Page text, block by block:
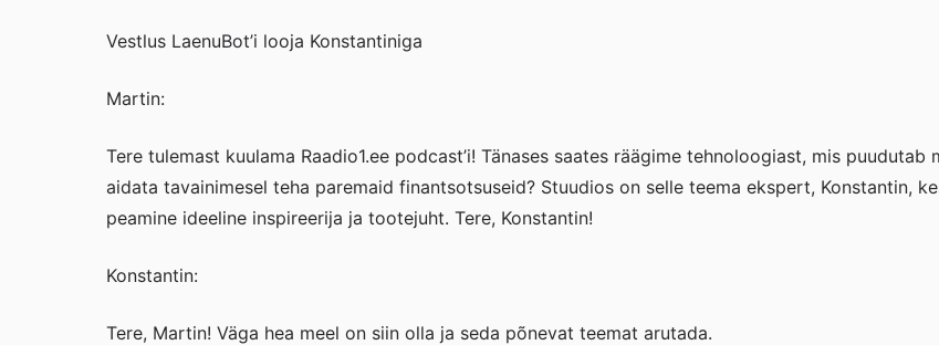
Vestlus LaenuBot’i looja Konstantiniga
Martin:
Tere tulemast kuulama Raadio1.ee podcast’i! Tänases saates räägime tehnoloogiast, mis
aidata tavainimesel teha paremaid finantsotsuseid? Stuudios on selle teema ekspert, Konstantin,
peamine ideeline inspireerija ja tootejuht. Tere, Konstantin!
Konstantin:
Tere, Martin! Väga hea meel on siin olla ja seda põnevat teemat arutada.